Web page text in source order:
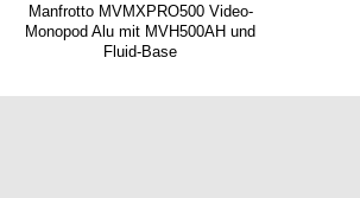
Manfrotto MVMXPRO500 Video-
Monopod Alu mit MVH500AH und
Fluid-Base